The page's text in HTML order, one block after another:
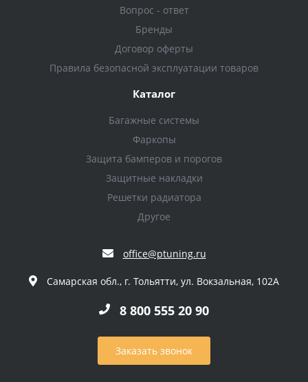
Вопрос - ответ
Бренды
Договор оферты
Правила безопасной эксплуатации товаров
Каталог
Багажные системы
Фаркопы
Защита бамперов и порогов
Защитные накладки
Решетки радиатора
Другое
office@ptuning.ru
Самарская обл., г. Тольятти, ул. Вокзальная, 102А
8 800 555 20 90
Заказать звонок